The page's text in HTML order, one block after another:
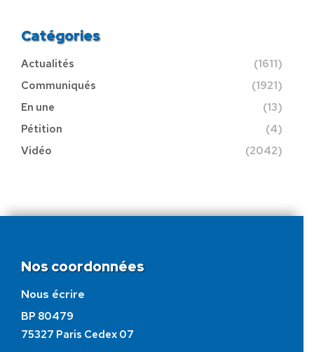
Catégories
Actualités
(1611)
Communiqués
(1921)
En une
(13)
Pétition
(4)
Vidéo
(2042)
Nos coordonnées
Nous écrire
BP 80479
75327 Paris Cedex 07